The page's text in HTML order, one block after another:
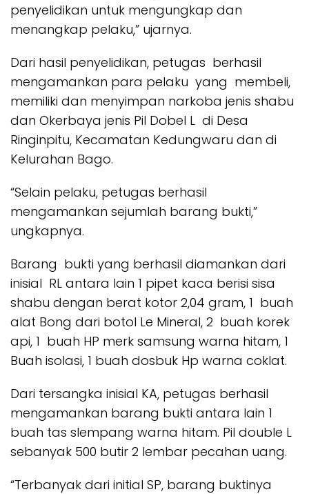
penyelidikan untuk mengungkap dan
menangkap pelaku,” ujarnya.
Dari hasil penyelidikan, petugas berhasil
mengamankan para pelaku yang membeli,
memiliki dan menyimpan narkoba jenis shabu
dan Okerbaya jenis Pil Dobel L di Desa
Ringinpitu, Kecamatan Kedungwaru dan di
Kelurahan Bago.
“Selain pelaku, petugas berhasil
mengamankan sejumlah barang bukti,”
ungkapnya.
Barang bukti yang berhasil diamankan dari
inisial RL antara lain 1 pipet kaca berisi sisa
shabu dengan berat kotor 2,04 gram, 1 buah
alat Bong dari botol Le Mineral, 2 buah korek
api, 1 buah HP merk samsung warna hitam, 1
Buah isolasi, 1 buah dosbuk Hp warna coklat.
Dari tersangka inisial KA, petugas berhasil
mengamankan barang bukti antara lain 1
buah tas slempang warna hitam. Pil double L
sebanyak 500 butir 2 lembar pecahan uang.
“Terbanyak dari initial SP, barang buktinya